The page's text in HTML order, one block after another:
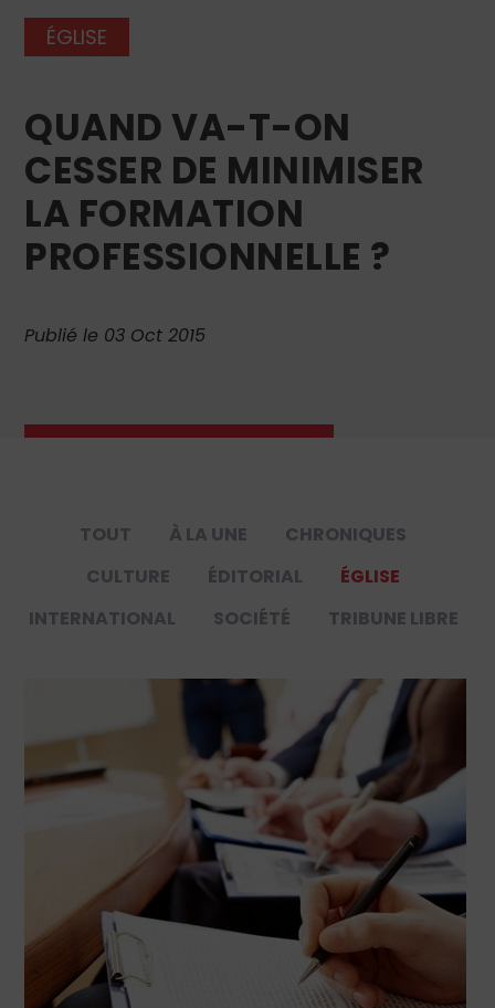
ÉGLISE
QUAND VA-T-ON
CESSER DE MINIMISER
LA FORMATION
PROFESSIONNELLE ?
Publié le 03 Oct 2015
TOUT À LA UNE
CHRONIQUES
CULTURE
ÉDITORIAL
ÉGLISE
INTERNATIONAL
SOCIÉTÉ TRIBUNE LIBRE